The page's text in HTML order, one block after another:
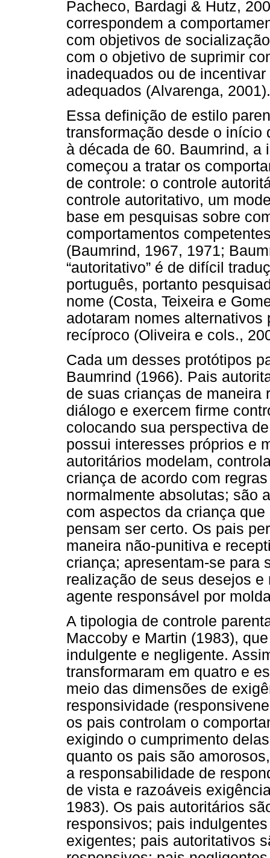
Pacheco, Bardagi & Hutz,
correspondem a
com objetivos de
com o objetivo de suprimir
inadequados ou de
adequados (Alvarenga, 2001).
Essa definição de estilo
transformação desde o início
à década de 60. Baumrind,
começou a tratar os
de controle: o controle
controle autoritativo, um
base em pesquisas sobre
comportamentos
(Baumrind, 1967, 1971;
“autoritativo” é de difícil
português, portanto
nome (Costa, Teixeira e
adotaram nomes
recíproco (Oliveira e cols.,
Cada um desses protótipos
Baumrind (1966). Pais
de suas crianças de maneira
diálogo e exercem firme
colocando sua perspectiva
possui interesses próprios e
autoritários modelam,
criança de acordo com
normalmente absolutas; são
com aspectos da criança
pensam ser certo. Os pais
maneira não-punitiva e
criança; apresentam-se para
realização de seus desejos
agente responsável por
A tipologia de controle
Maccoby e Martin (1983),
indulgente e negligente.
transformaram em quatro e
meio das dimensões de
responsividade
os pais controlam o
exigindo o cumprimento
quanto os pais são
a responsabilidade de
de vista e razoáveis
1983). Os pais autoritários
responsivos; pais
exigentes; pais autoritativos